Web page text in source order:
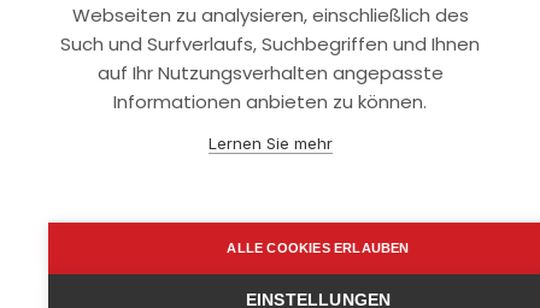
Datenschutz
support@smartkuendigen.de
Webseiten zu analysieren, einschließlich des
Such und Surfverlaufs, Suchbegriffen und Ihnen
auf Ihr Nutzungsverhalten angepasste
Informationen anbieten zu können.
Lernen Sie mehr
ALLE COOKIES ERLAUBEN
EINSTELLUNGEN